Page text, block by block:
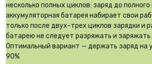
несколько полных циклов: заряд до полного
аккумуляторная батарея набирает свои
только после двух-трех циклов зарядки и
батарею не следует разряжать и заряжать
Оптимальный вариант — держать заряд на
90%